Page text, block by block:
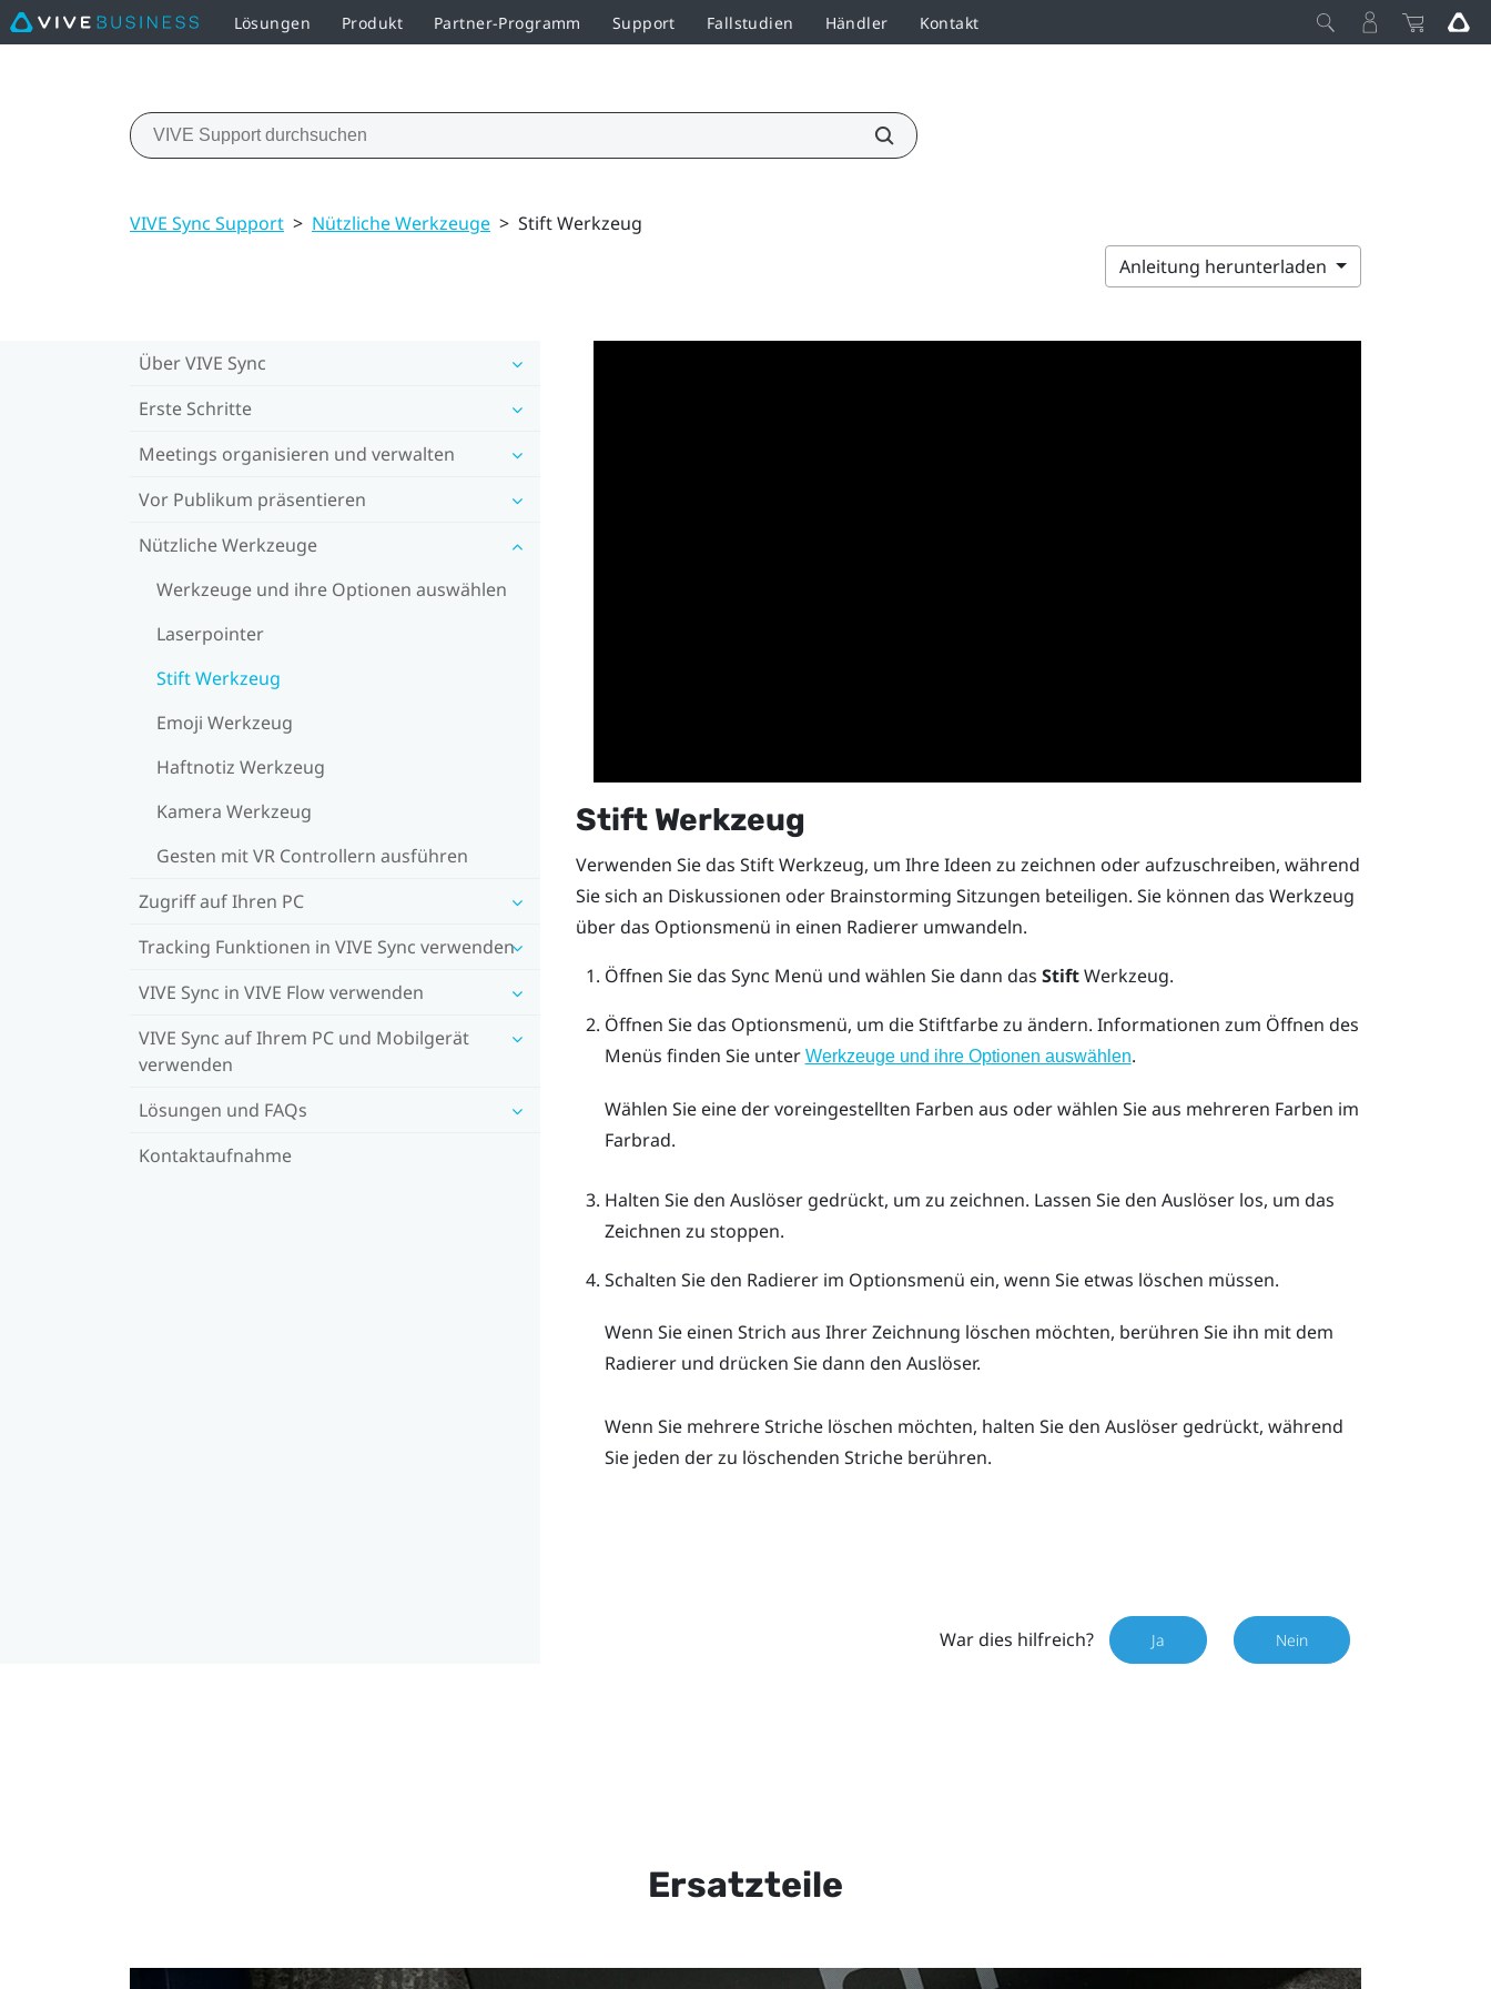
Lösungen Produkt Partner-Programm Support Fallstudien Händler Kontakt
VIVE Sync Support > Nützliche Werkzeuge > Stift Werkzeug
Anleitung herunterladen
Über VIVE Sync
Erste Schritte
Meetings organisieren und verwalten
Vor Publikum präsentieren
Nützliche Werkzeuge
Werkzeuge und ihre Optionen auswählen
Laserpointer
Stift Werkzeug
Emoji Werkzeug
Haftnotiz Werkzeug
Kamera Werkzeug
Gesten mit VR Controllern ausführen
Zugriff auf Ihren PC
Tracking Funktionen in VIVE Sync verwenden
VIVE Sync in VIVE Flow verwenden
VIVE Sync auf Ihrem PC und Mobilgerät
verwenden
Lösungen und FAQs
Kontaktaufnahme
Stift Werkzeug
Verwenden Sie das Stift Werkzeug, um Ihre Ideen zu zeichnen oder aufzuschreiben, während
Sie sich an Diskussionen oder Brainstorming Sitzungen beteiligen. Sie können das Werkzeug
über das Optionsmenü in einen Radierer umwandeln.
Öffnen Sie das Sync Menü und wählen Sie dann das StiftWerkzeug.
Öffnen Sie das Optionsmenü, um die Stiftfarbe zu ändern. Informationen zum Öffnen des
Menüs finden Sie unter Werkzeuge und ihre Optionen auswählen.
Wählen Sie eine der voreingestellten Farben aus oder wählen Sie aus mehreren Farben im
Farbrad.
Halten Sie den Auslösergedrückt, um zu zeichnen. Lassen Sie den Auslöser los, um das
Zeichnen zu stoppen.
Schalten Sie den Radierer im Optionsmenü ein, wenn Sie etwas löschen müssen.
Wenn Sie einen Strich aus Ihrer Zeichnung löschen möchten, berühren Sie ihn mit dem
Radierer und drücken Sie dann den Auslöser.
Wenn Sie mehrere Striche löschen möchten, halten Sie den Auslösergedrückt, während
Sie jeden der zu löschenden Striche berühren.
War dies hilfreich? Ja Nein
Ersatzteile